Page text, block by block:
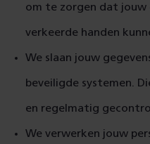
om te zorgen dat jouw
verkeerde handen
We slaan jouw
beveiligde systemen.
en regelmatig
We verwerken jouw